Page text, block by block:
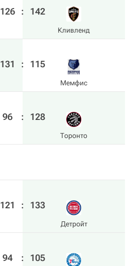
126 : 142
Кливленд
131 : 115
Мемфис
96 : 128
Торонто
121 : 133
Детройт
94 : 105